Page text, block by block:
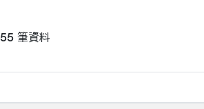
筆資料